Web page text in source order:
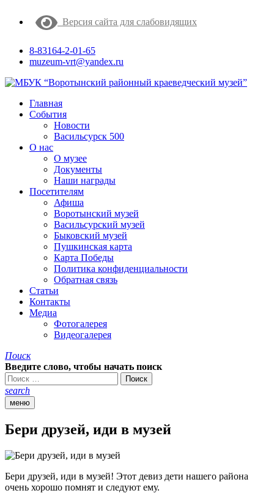
Версия сайта для слабовидящих
8-83164-2-01-65
muzeum-vrt@yandex.ru
Главная
События
Новости
Васильсурск 500
О нас
О музее
Документы
Наши награды
Посетителям
Афиша
Воротынский музей
Васильсурский музей
Быковский музей
Пушкинская карта
Карта Победы
Политика конфиденциальности
Обратная связь
Статьи
Контакты
Медиа
Фотогалерея
Видеогалерея
Поиск
Введите слово, чтобы начать поиск
search
меню
Бери друзей, иди в музей
Бери друзей, иди в музей! Этот девиз дети нашего района
очень хорошо помнят и следуют ему.